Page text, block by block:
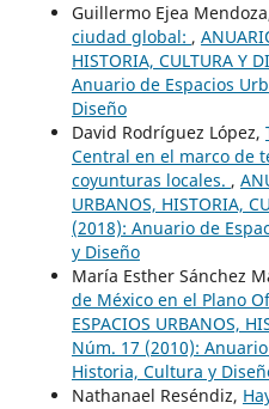
Guillermo Ejea
ciudad global: ,
HISTORIA, CULTURA Y
Anuario de Espacios
Diseño
David Rodríguez López,
Central en el marco de
coyunturas locales. ,
URBANOS, HISTORIA,
(2018): Anuario de
y Diseño
María Esther Sánchez
de México en el Plano
ESPACIOS URBANOS,
Núm. 17 (2010):
Historia, Cultura y
Nathanael Reséndiz,